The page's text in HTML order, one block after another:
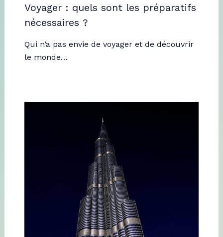
Voyager : quels sont les préparatifs
nécessaires ?
Qui n’a pas envie de voyager et de découvrir
le monde…